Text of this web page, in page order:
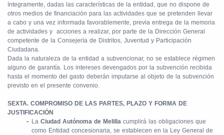
íntegramente, dadas las características de la entidad, que no dispone de
otros medios de financiación para las actividades que se pretenden llevar
a cabo y una vez informada favorablemente, previa entrega de la memoria
de actividades y acciones a realizar, por parte de la Dirección General
competente de la Consejería de Distritos, Juventud y Participación
Ciudadana.
Dada la naturaleza de la entidad a subvencionar, no se establece régimen
alguno de garantía. Los intereses devengados por la subvención recibida
hasta el momento del gasto deberán imputarse al objeto de la subvención
previsto en el presente convenio.
SEXTA. COMPROMISO DE LAS PARTES, PLAZO Y FORMA DE
JUSTIFICACIÓN
- LaCiudad Autónoma de Melilla cumplirá las obligaciones que
como Entidad concesionaria, se establecen en la Ley General de